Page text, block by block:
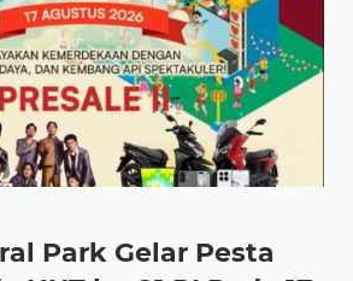
Park Gelar Pesta